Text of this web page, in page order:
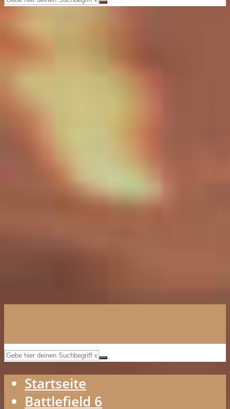
Startseite
Battlefield 6